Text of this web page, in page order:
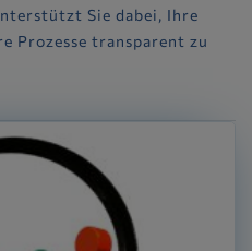
Sie dabei, Ihre
Prozesse transparent zu